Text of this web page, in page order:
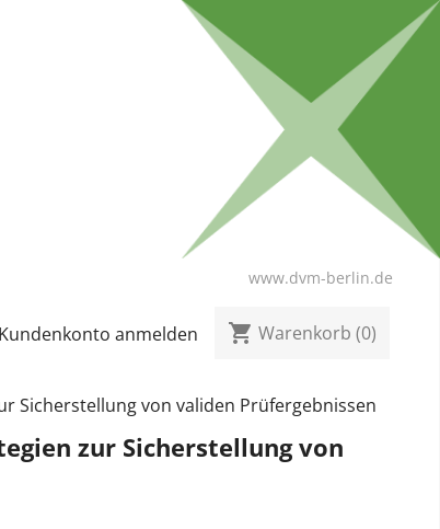
www.dvm-berlin.de
anmelden shopping_cart Warenkorb (0)
Sicherstellung von validen Prüfergebnissen
zur Sicherstellung von